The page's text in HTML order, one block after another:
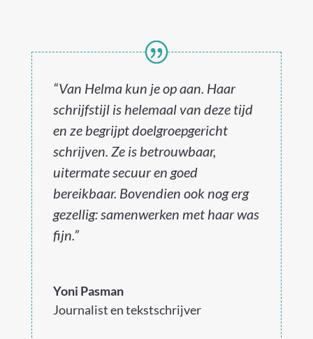
“Van Helma kun je op aan. Haar
schrijfstijl is helemaal van deze tijd
en ze begrijpt doelgroepgericht
schrijven. Ze is betrouwbaar,
uitermate secuur en goed
bereikbaar. Bovendien ook nog erg
gezellig: samenwerken met haar was
fijn.”
Yoni Pasman
Journalist en tekstschrijver